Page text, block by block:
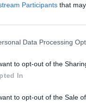
Participants that
Data Processing
to opt-out of the
In
to opt-out of the Sale
για τον Ετιέν Καμαρά